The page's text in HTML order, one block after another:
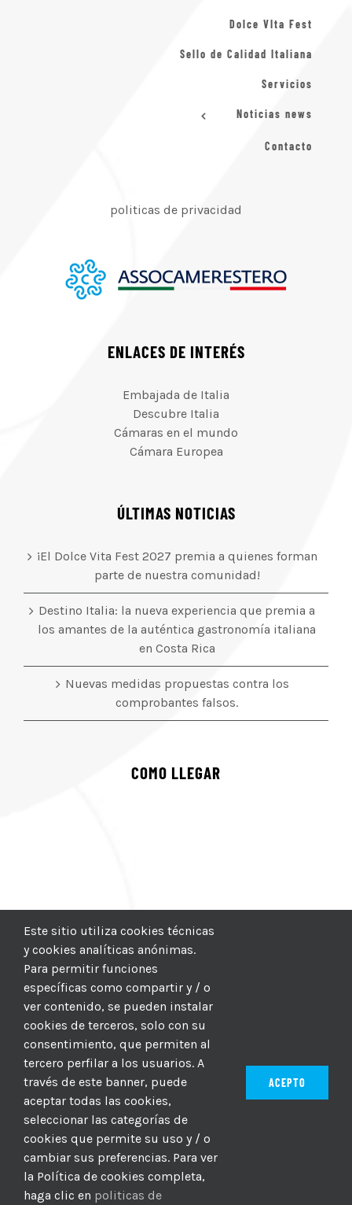
Dolce VIta Fest
Sello de Calidad Italiana
Servicios
Noticias news
Contacto
politicas de privacidad
ENLACES DE INTERÉS
Embajada de Italia
Descubre Italia
Cámaras en el mundo
Cámara Europea
ÚLTIMAS NOTICIAS
¡El Dolce Vita Fest 2027 premia a quienes forman
parte de nuestra comunidad!
Destino Italia: la nueva experiencia que premia a
los amantes de la auténtica gastronomía italiana
en Costa Rica
Nuevas medidas propuestas contra los
comprobantes falsos.
COMO LLEGAR
© 2012–2025 |CICIC| Hosting: Hosting Para PYMES
MBAGIO.COM
| Todos los derechos reservados
FacebookTwitterYouTube
Este sitio utiliza cookies técnicas
y cookies analíticas anónimas.
Para permitir funciones
específicas como compartir y / o
ver contenido, se pueden instalar
cookies de terceros, solo con su
consentimiento, que permiten al
tercero perfilar a los usuarios. A
través de este banner, puede
aceptar todas las cookies,
seleccionar las categorías de
cookies que permite su uso y / o
cambiar sus preferencias. Para ver
la Política de cookies completa,
haga clic en politicas de
ACEPTO